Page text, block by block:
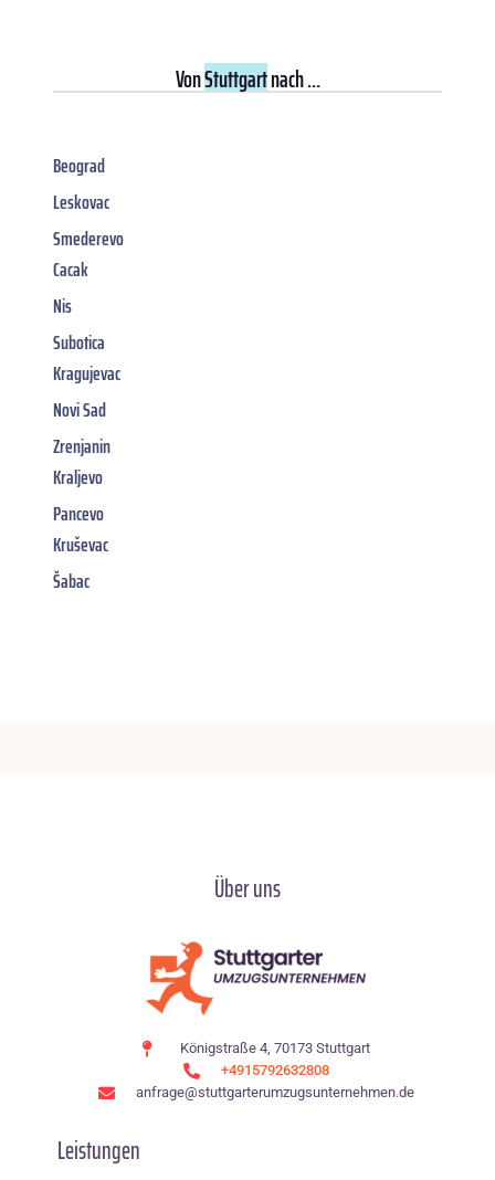
VonStuttgartnach ...
Beograd
Leskovac
Smederevo
Cacak
Nis
Subotica
Kragujevac
Novi Sad
Zrenjanin
Kraljevo
Pancevo
Kruševac
Šabac
Über uns
Königstraße 4, 70173 Stuttgart
+4915792632808
anfrage@stuttgarterumzugsunternehmen.de
Leistungen